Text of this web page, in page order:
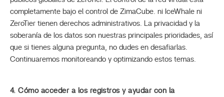
completamente bajo el control de ZimaCube. ni IceWhale ni
ZeroTier tienen derechos administrativos. La privacidad y la
soberanía de los datos son nuestras principales prioridades, así
que si tienes alguna pregunta, no dudes en desafiarlas.
Continuaremos monitoreando y optimizando estos temas.
4. Cómo acceder a los registros y ayudar con la